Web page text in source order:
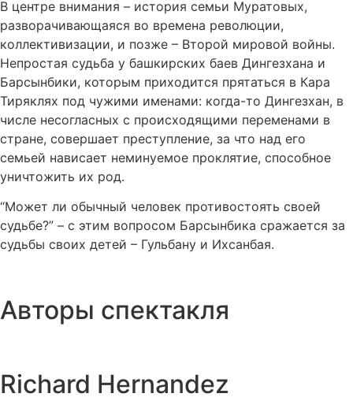
В центре внимания – история семьи Муратовых,
разворачивающаяся во времена революции,
коллективизации, и позже – Второй мировой войны.
Непростая судьба у башкирских баев Дингезхана и
Барсынбики, которым приходится прятаться в Кара
Тиряклях под чужими именами: когда-то Дингезхан, в
числе несогласных с происходящими переменами в
стране, совершает преступление, за что над его
семьей нависает неминуемое проклятие, способное
уничтожить их род.
“Может ли обычный человек противостоять своей
судьбе?” – с этим вопросом Барсынбика сражается за
судьбы своих детей – Гульбану и Ихсанбая.
Авторы спектакля
Richard Hernandez